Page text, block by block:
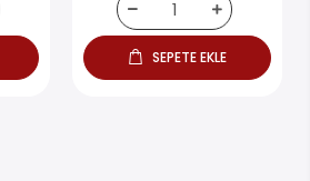
SEPETE EKLE